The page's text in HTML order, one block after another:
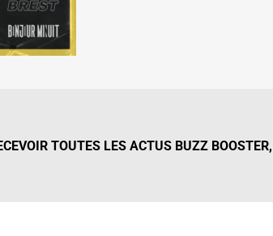
TOUTES LES ACTUS BUZZ